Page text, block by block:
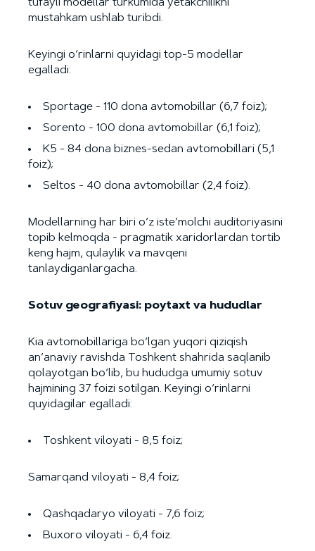
tufayli modellar turkumida yetakchilikni
mustahkam ushlab turibdi.
Keyingi o‘rinlarni quyidagi top-5 modellar
egalladi:
Sportage - 110 dona avtomobillar (6,7 foiz);
Sorento - 100 dona avtomobillar (6,1 foiz);
K5 - 84 dona biznes-sedan avtomobillari (5,1
foiz);
Seltos - 40 dona avtomobillar (2,4 foiz).
Modellarning har biri o‘z iste’molchi auditoriyasini
topib kelmoqda - pragmatik xaridorlardan tortib
keng hajm, qulaylik va mavqeni
tanlaydiganlargacha.
Sotuv geografiyasi: poytaxt va hududlar
Kia avtomobillariga bo‘lgan yuqori qiziqish
an’anaviy ravishda Toshkent shahrida saqlanib
qolayotgan bo‘lib, bu hududga umumiy sotuv
hajmining 37 foizi sotilgan. Keyingi o‘rinlarni
quyidagilar egalladi:
Toshkent viloyati - 8,5 foiz;
Samarqand viloyati - 8,4 foiz;
Qashqadaryo viloyati - 7,6 foiz;
Buxoro viloyati - 6,4 foiz.